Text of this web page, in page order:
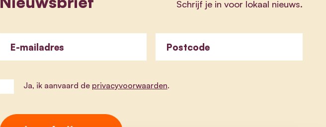
Schrijf je in voor lokaal nieuws.
E-mailadres Postcode
Ja, ik aanvaard de privacyvoorwaarden.